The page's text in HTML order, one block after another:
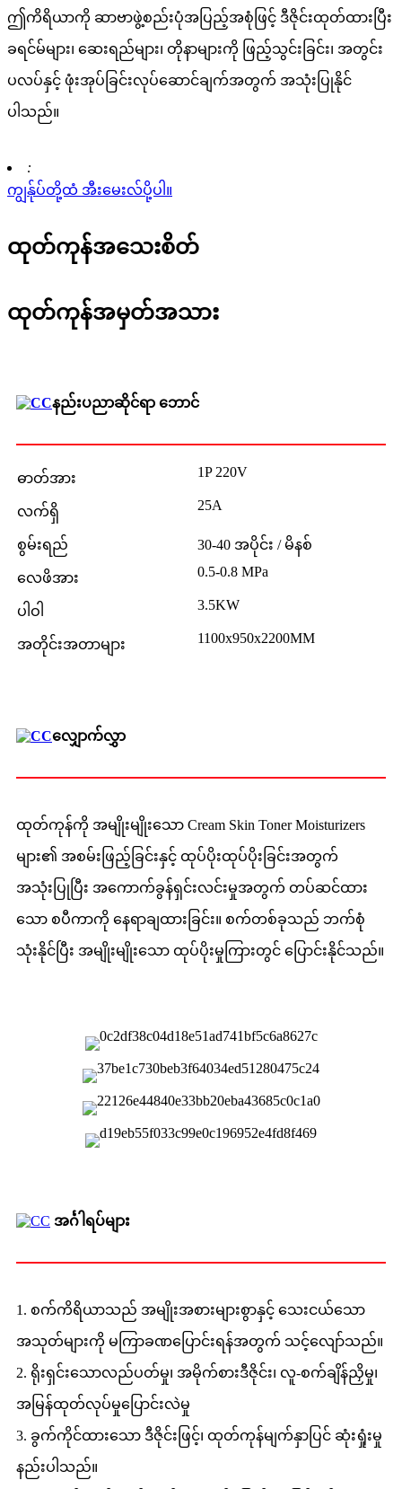
ဤကိရိယာကို ဆာဗာဖွဲ့စည်းပုံအပြည့်အစုံဖြင့် ဒီဇိုင်းထုတ်ထားပြီး
ခရင်မ်များ၊ ဆေးရည်များ၊ တိုနာများကို ဖြည့်သွင်းခြင်း၊ အတွင်း
ပလပ်နှင့် ဖုံးအုပ်ခြင်းလုပ်ဆောင်ချက်အတွက် အသုံးပြုနိုင်
ပါသည်။
:
ကျွန်ုပ်တို့ထံ အီးမေးလ်ပို့ပါ။
ထုတ်ကုန်အသေးစိတ်
ထုတ်ကုန်အမှတ်အသား
နည်းပညာဆိုင်ရာ ဘောင်
ဓာတ်အား 1P 220V
လက်ရှိ 25A
စွမ်းရည် 30-40 အပိုင်း / မိနစ်
လေဖိအား 0.5-0.8 MPa
ပါဝါ 3.5KW
အတိုင်းအတာများ 1100x950x2200MM
လျှောက်လွှာ
ထုတ်ကုန်ကို အမျိုးမျိုးသော Cream Skin Toner Moisturizers
များ၏ အစမ်းဖြည့်ခြင်းနှင့် ထုပ်ပိုးထုပ်ပိုးခြင်းအတွက်
အသုံးပြုပြီး အကောက်ခွန်ရှင်းလင်းမှုအတွက် တပ်ဆင်ထား
သော စပီကာကို နေရာချထားခြင်း။ စက်တစ်ခုသည် ဘက်စုံ
သုံးနိုင်ပြီး အမျိုးမျိုးသော ထုပ်ပိုးမှုကြားတွင် ပြောင်းနိုင်သည်။
အင်္ဂါရပ်များ
1. စက်ကိရိယာသည် အမျိုးအစားများစွာနှင့် သေးငယ်သော
အသုတ်များကို မကြာခဏပြောင်းရန်အတွက် သင့်လျော်သည်။
2. ရိုးရှင်းသောလည်ပတ်မှု၊ အမိုက်စားဒီဇိုင်း၊ လူ-စက်ချိန်ညှိမှု၊
အမြန်ထုတ်လုပ်မှုပြောင်းလဲမှု
3. ခွက်ကိုင်ထားသော ဒီဇိုင်းဖြင့်၊ ထုတ်ကုန်မျက်နှာပြင် ဆုံးရှုံးမှု
နည်းပါသည်။